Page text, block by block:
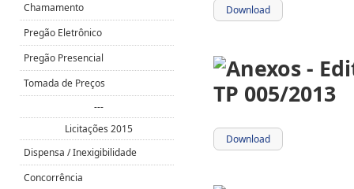
Download
Download
Chamamento
Pregão Eletrônico
Pregão Presencial
Tomada de Preços
---
Licitações 2015
Dispensa / Inexigibilidade
Concorrência